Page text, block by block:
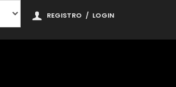
REGISTRO / LOGIN